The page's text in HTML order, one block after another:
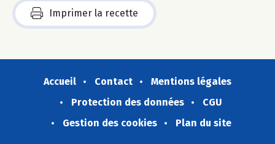
Imprimer la recette
Accueil Contact
Mentions légales
Protection des données
CGU
Gestion des cookies
Plan du site